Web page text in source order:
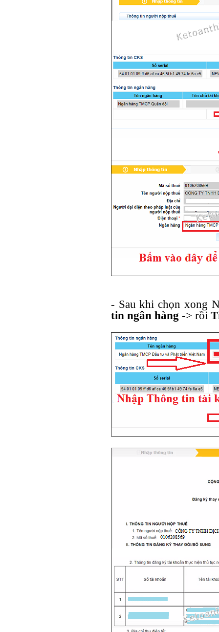
- Sau khi chọn xong
tin ngân hàng -> rồi